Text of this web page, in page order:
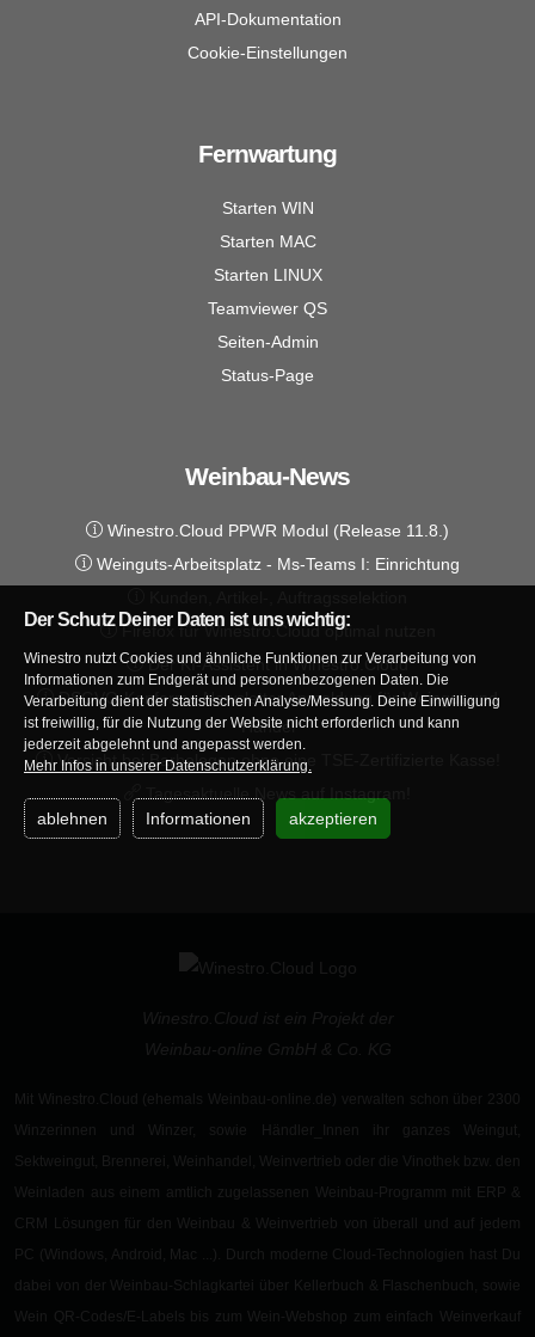
Der Schutz Deiner Daten ist uns wichtig:
Winestro nutzt Cookies und ähnliche Funktionen zur Verarbeitung von
Informationen zum Endgerät und personenbezogenen Daten. Die
Verarbeitung dient der statistischen Analyse/Messung. Deine Einwilligung
ist freiwillig, für die Nutzung der Website nicht erforderlich und kann
jederzeit abgelehnt und angepasst werden.
Mehr Infos in unserer Datenschutzerklärung.
ablehnen Informationen akzeptieren
API-Dokumentation
Cookie-Einstellungen
Fernwartung
Starten WIN
Starten MAC
Starten LINUX
Teamviewer QS
Seiten-Admin
Status-Page
Weinbau-News
Winestro.Cloud PPWR Modul (Release 11.8.)
Weinguts-Arbeitsplatz - Ms-Teams I: Einrichtung
Firefox für Winestro.Cloud optimal nutzen
Der KI-Assistent in Winestro.Cloud
DSGVO-Konforme Newsletter Anmeldung für Weingut und
Handel
Vorsicht bei Barbelegen ohne eine TSE-Zertifizierte Kasse!
Tagesaktuelle News auf Instagram!
Winestro.Cloud ist ein Projekt der
Weinbau-online GmbH & Co. KG
Mit Winestro.Cloud (ehemals Weinbau-online.de) verwalten schon
über 2300
Winzerinnen und Winzer
, sowie Händler_Innen
ihr ganzes Weingut,
Sektweingut
Brennerei Weinhandel, Weinvertrieb oder die Vinothek
bzw. den
Weinladen aus einem
amtlich zugelassenen Weinbau-Programm
mit ERP &
CRM Lösungen für den Weinbau & Weinvertrieb von überall und auf jedem
PC (Windows, Android, Mac ...). Durch moderne
Cloud-Technologien
hast Du
dabei von der
Weinbau-Schlagkartei über Kellerbuch & Flaschenbuch
, sowie
Wein QR-Codes/E-Labels
bis zum Wein-Webshop zum einfach Weinverkauf